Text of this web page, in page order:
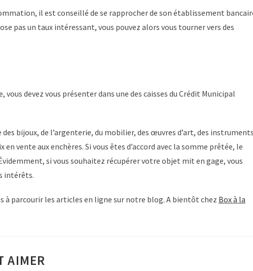
il est conseillé de se rapprocher de son établissement
pas un taux intéressant, vous pouvez alors vous tourner vers des
devez vous présenter dans une des caisses du Crédit Municipal
bijoux, de l’argenterie, du mobilier, des œuvres d’art, des
vente aux enchères. Si vous êtes d’accord avec la somme prêtée, le
si vous souhaitez récupérer votre objet mit en gage, vous
intérêts.
à parcourir les articles en ligne sur notre blog. A bientôt chez Box à la
AIMER